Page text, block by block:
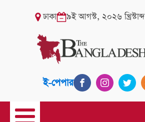
ঢাকা ৯ই আগস্ট, ২০২৬ খ্রিস্টাব্দ
ই-পেপার